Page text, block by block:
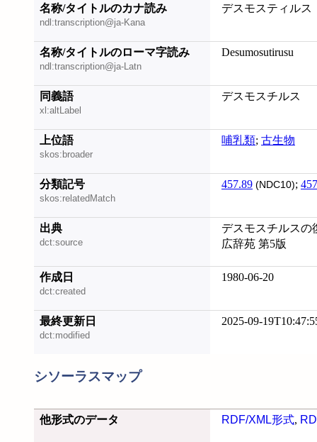
名称/タイトルのカナ読み
ndl:transcription@ja-Kana
デスモスティルス
名称/タイトルのローマ字読み
ndl:transcription@ja-Latn
Desumosutirusu
同義語
xl:altLabel
デスモスチルス
上位語
skos:broader
哺乳類; 古生物
分類記号
skos:relatedMatch
457.89 (NDC10);
出典
dct:source
デスモスチルスの
広辞苑 第5版
作成日
dct:created
1980-06-20
最終更新日
dct:modified
2025-09-
シソーラスマップ
他形式のデータ RDF/XML形式,